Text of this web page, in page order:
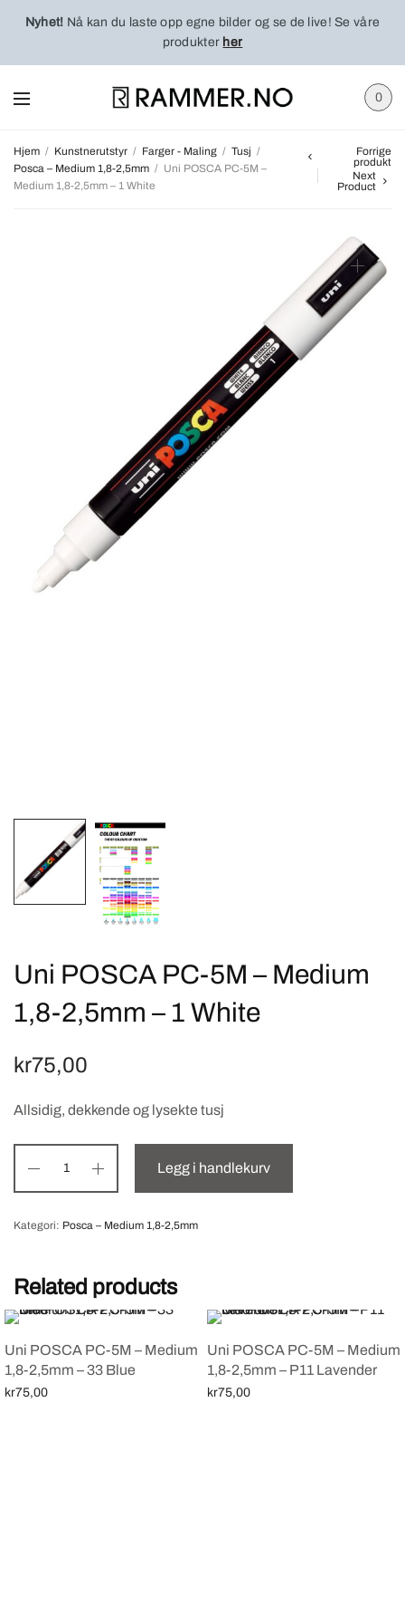
Nyhet! Nå kan du laste opp egne bilder og se de live! Se våre
produkter her
0
Hjem / Kunstnerutstyr / Farger - Maling / Tusj /
Posca – Medium 1,8-2,5mm / Uni POSCA PC-5M –
Medium 1,8-2,5mm – 1 White
Forrige
produkt
Next
Product
Uni POSCA PC-5M – Medium
1,8-2,5mm – 1 White
kr75,00
Allsidig, dekkende og lysekte tusj
Legg i handlekurv
Kategori: Posca – Medium 1,8-2,5mm
Related products
Uni POSCA PC-5M – Medium
1,8-2,5mm – 33 Blue
kr75,00
Uni POSCA PC-5M – Medium
1,8-2,5mm – P11 Lavender
kr75,00